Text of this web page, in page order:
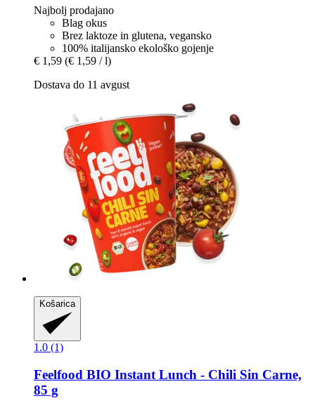
Najbolj prodajano
Blag okus
Brez laktoze in glutena, vegansko
100% italijansko ekološko gojenje
€ 1,59 (€ 1,59 / l)
Dostava do 11 avgust
Košarica
1.0 (1)
Feelfood BIO Instant Lunch -​ Chili Sin Carne,
85 g